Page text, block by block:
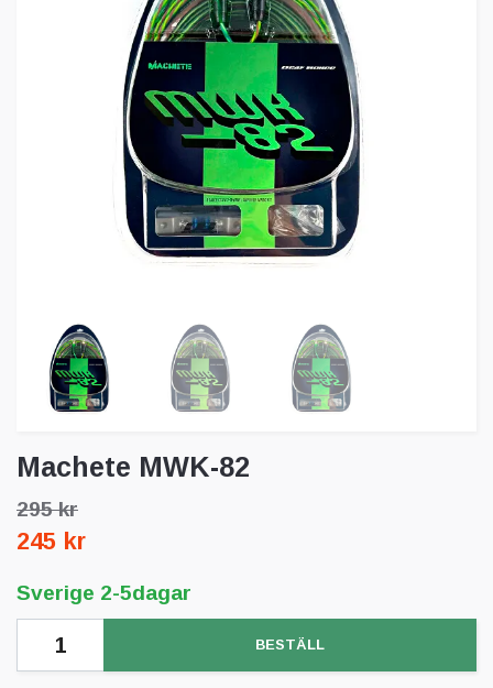
Machete MWK-82
295 kr
245 kr
Sverige 2-5dagar
BESTÄLL